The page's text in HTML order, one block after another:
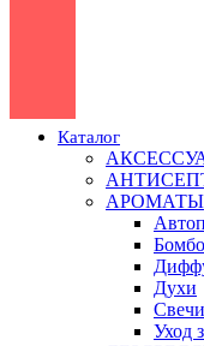
Каталог
АРОМАТЫ
Духи
Свечи
Уход